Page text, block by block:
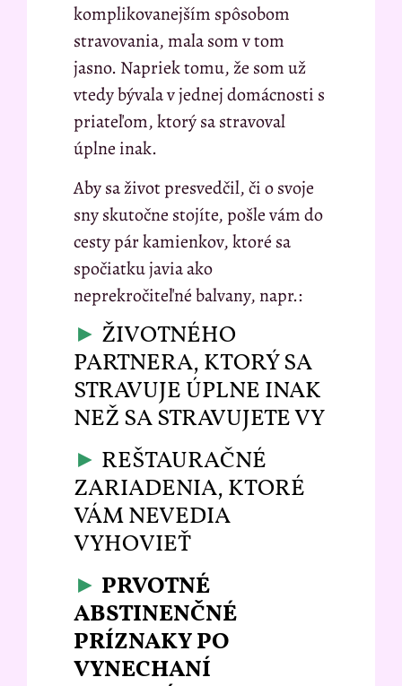
komplikovanejším spôsobom
stravovania, mala som v tom
jasno. Napriek tomu, že som už
vtedy bývala v jednej domácnosti s
priateľom, ktorý sa stravoval
úplne inak.
Aby sa život presvedčil, či o svoje
sny skutočne stojíte, pošle vám do
cesty pár kamienkov, ktoré sa
spočiatku javia ako
neprekročiteľné balvany, napr.:
► ŽIVOTNÉHO
PARTNERA, KTORÝ SA
STRAVUJE ÚPLNE INAK
NEŽ SA STRAVUJETE VY
► REŠTAURAČNÉ
ZARIADENIA, KTORÉ
VÁM NEVEDIA
VYHOVIEŤ
► PRVOTNÉ
ABSTINENČNÉ
PRÍZNAKY PO
VYNECHANÍ